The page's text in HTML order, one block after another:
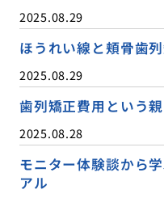
2025.08.29
ほうれい線と頬骨歯
2025.08.29
歯列矯正費用という
2025.08.28
モニター体験談から
アル